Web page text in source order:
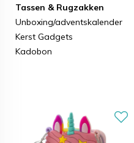
Tassen & Rugzakken
Unboxing/adventskalender
Kerst Gadgets
Kadobon